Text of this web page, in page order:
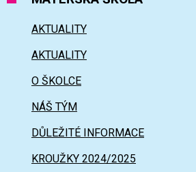
AKTUALITY
AKTUALITY
O ŠKOLCE
NÁŠ TÝM
DŮLEŽITÉ INFORMACE
KROUŽKY 2024/2025